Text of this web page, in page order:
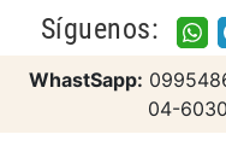
Síguenos:
WhastSapp:
04-